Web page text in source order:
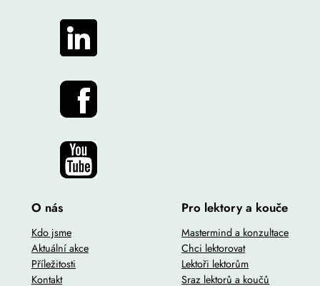
O nás
Kdo jsme
Aktuální akce
Příležitosti
Kontakt
Pro lektory a kouče
Mastermind a konzultace
Chci lektorovat
Lektoři lektorům
Sraz lektorů a koučů